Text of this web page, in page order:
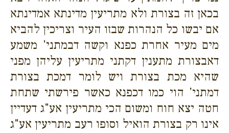
בכאן זה בצורת ולא מתריעין מדינתא אמדינתא
אם יבשו כל הנהרות שבזו העיר וצריכין להביא
מים מעיר אחרת כפנא וקשה דבמתני' משמע
דאבצורת מתענין דקתני מתריעין עליהן מפני
שהיא מכת בצורת ויש לומר דמכת בצורת
דמתני' הוי כמו דכפנא כאשר פירשתי שתחת
חטה יצא חוח ומשום הכי מתריעין אע"ג דעדיין
אינו רק בצורת הואיל וסופו רעב מתריעין אע"ג